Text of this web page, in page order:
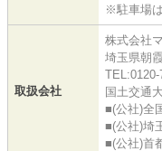
※駐車場
取扱会社
株式会社
埼玉県朝
TEL:0120-
国土交通
■(公社)全
■(公社)埼
■(公社)首